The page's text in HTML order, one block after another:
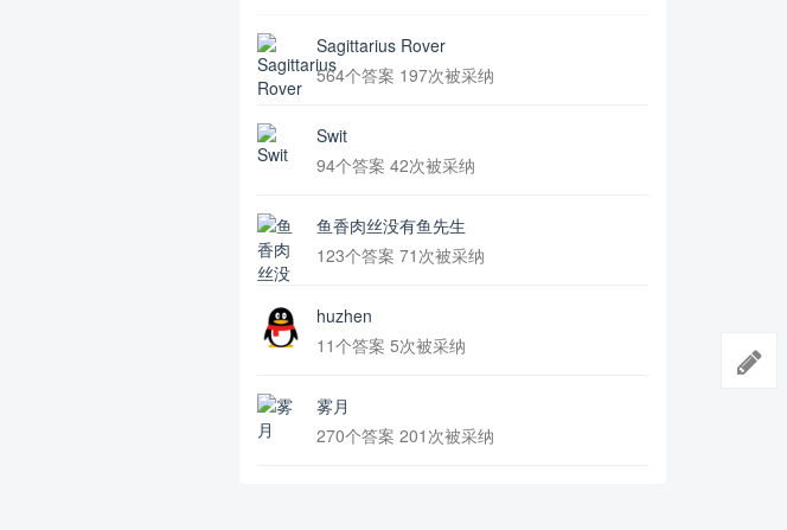
Sagittarius Rover
564个答案 197次被采纳
Swit
94个答案 42次被采纳
鱼香肉丝没有鱼先生
123个答案 71次被采纳
huzhen
11个答案 5次被采纳
雾月
270个答案 201次被采纳